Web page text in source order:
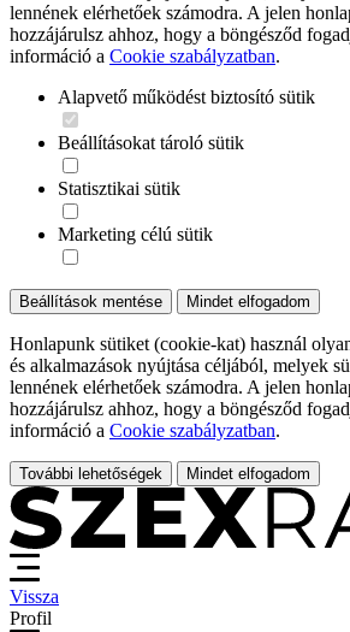
lennének elérhetőek számodra. A jelen
hozzájárulsz ahhoz, hogy a böngésződ
információ a Cookie szabályzatban.
Alapvető működést biztosító sütik
Beállításokat tároló sütik
Statisztikai sütik
Marketing célú sütik
Beállítások mentése Mindet elfogadom
Honlapunk sütiket (cookie-kat) használ
és alkalmazások nyújtása céljából, melyek
lennének elérhetőek számodra. A jelen
hozzájárulsz ahhoz, hogy a böngésződ
információ a Cookie szabályzatban.
További lehetőségek Mindet elfogadom
Vissza
Profil